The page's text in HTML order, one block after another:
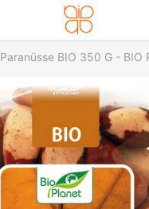
Paranüsse BIO 350 G - BIO